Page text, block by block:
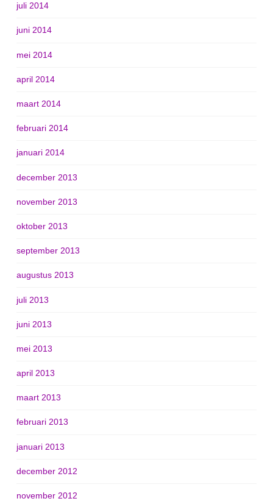
juli 2014
juni 2014
mei 2014
april 2014
maart 2014
februari 2014
januari 2014
december 2013
november 2013
oktober 2013
september 2013
augustus 2013
juli 2013
juni 2013
mei 2013
april 2013
maart 2013
februari 2013
januari 2013
december 2012
november 2012